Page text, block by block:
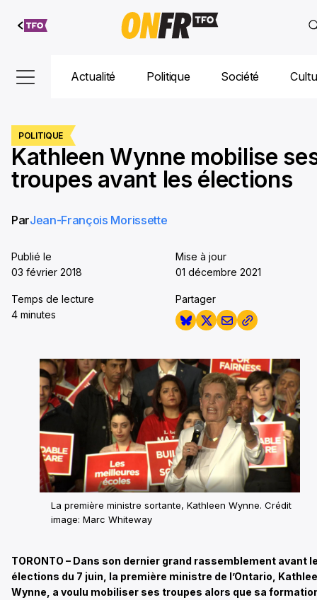
Aller au
contenu
Actualité Politique Société
POLITIQUE
Kathleen Wynne mobilise
troupes avant les élections
ParJean-François Morissette
Publié le
03 février 2018
Mise à jour
01 décembre 2021
Temps de lecture
4 minutes
Partager
La première ministre sortante, Kathleen Wynne. Crédit
image: Marc Whiteway
TORONTO – Dans son dernier grand rassemblement avant
élections du 7 juin, la première ministre de l’Ontario,
Wynne, a voulu mobiliser ses troupes alors que sa